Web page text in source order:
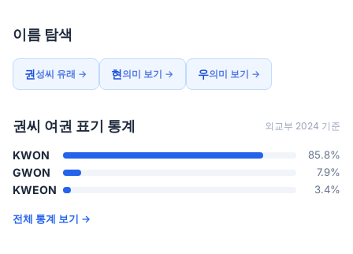
이름 탐색
권성씨 유래 → 현의미 보기 → 우의미 보기 →
권씨 여권 표기 통계 외교부 2024 기준
KWON 85.8%
GWON 7.9%
KWEON 3.4%
전체 통계 보기 →